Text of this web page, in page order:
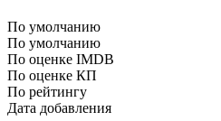
По умолчанию
По умолчанию
По оценке IMDB
По оценке КП
По рейтингу
Дата добавления